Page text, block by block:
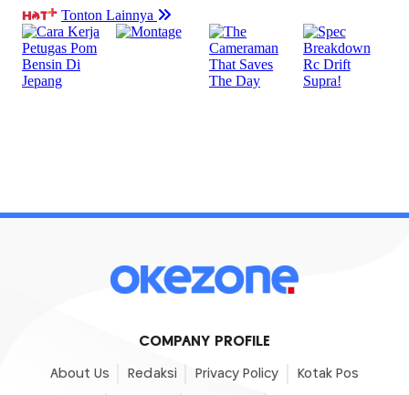
COMPANY PROFILE
About Us Redaksi Privacy Policy Kotak Pos